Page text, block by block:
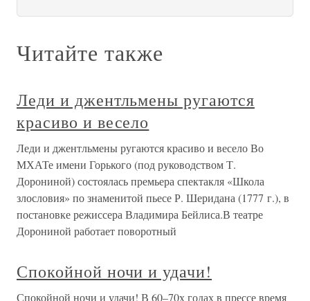
Читайте также
Леди и джентльмены ругаются
красиво и весело
Леди и джентльмены ругаются красиво и весело Во
МХАТе имени Горького (под руководством Т.
Дорониной) состоялась премьера спектакля «Школа
злословия» по знаменитой пьесе Р. Шеридана (1777 г.), в
постановке режиссера Владимира Бейлиса.В театре
Дорониной работает поворотный
Спокойной ночи и удачи!
Спокойной ночи и удачи! В 60–70х годах в прессе время